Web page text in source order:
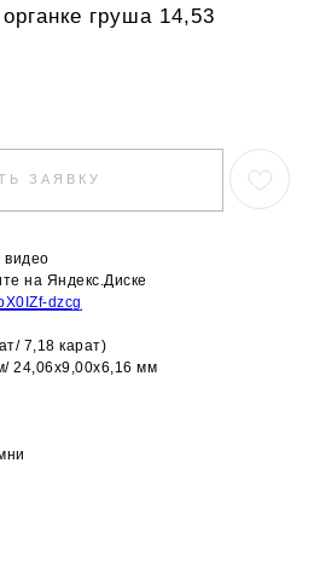
груша 14,53
ЗАЯВКУ
на Яндекс.Диске
dzcg
7,18 карат)
24,06х9,00х6,16 мм